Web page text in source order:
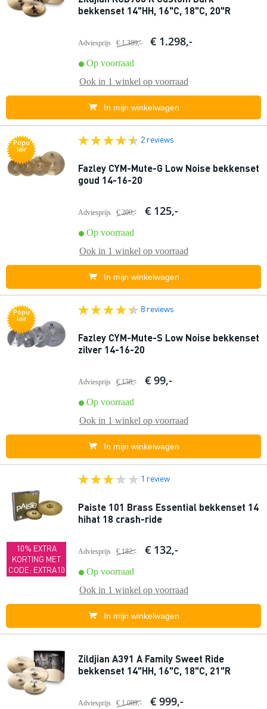
bekkenset 14"HH, 16"C, 18"C, 20"R
Adviesprijs € 1.389,- € 1.298,-
Op voorraad
Ook in 1 winkel op voorraad
In mijn winkelwagen
Popu
lair
2 reviews
Fazley CYM-Mute-G Low Noise bekkenset
goud 14-16-20
Adviesprijs € 200,- € 125,-
Op voorraad
Ook in 1 winkel op voorraad
In mijn winkelwagen
Popu
lair
8 reviews
Fazley CYM-Mute-S Low Noise bekkenset
zilver 14-16-20
Adviesprijs € 158,- € 99,-
Op voorraad
Ook in 1 winkel op voorraad
In mijn winkelwagen
10% EXTRA
KORTING MET
CODE: EXTRA10
1 review
Paiste 101 Brass Essential bekkenset 14
hihat 18 crash-ride
Adviesprijs € 182,- € 132,-
Op voorraad
Ook in 1 winkel op voorraad
In mijn winkelwagen
Zildjian A391 A Family Sweet Ride
bekkenset 14"HH, 16"C, 18"C, 21"R
Adviesprijs € 1.089,- € 999,-